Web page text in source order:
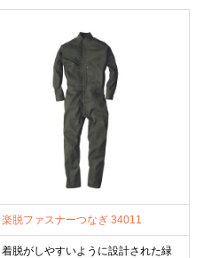
楽脱ファスナーつなぎ 34011
着脱がしやすいように設計された緑